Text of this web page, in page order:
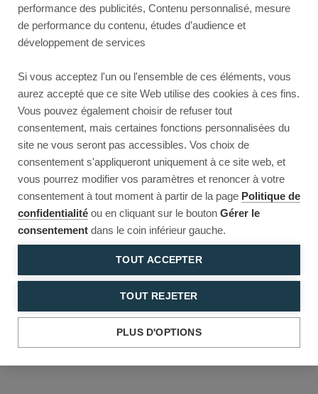
performance des publicités, Contenu personnalisé, mesure
de performance du contenu, études d’audience et
développement de services
Si vous acceptez l'un ou l'ensemble de ces éléments, vous
aurez accepté que ce site Web utilise des cookies à ces fins.
Vous pouvez également choisir de refuser tout
consentement, mais certaines fonctions personnalisées du
site ne vous seront pas accessibles. Vos choix de
consentement s'appliqueront uniquement à ce site web, et
vous pourrez modifier vos paramètres et renoncer à votre
consentement à tout moment à partir de la page Politique de
confidentialité ou en cliquant sur le bouton Gérer le
consentement dans le coin inférieur gauche.
TOUT ACCEPTER
TOUT REJETER
PLUS D'OPTIONS
Reload to try again, or go back.
Reload Back